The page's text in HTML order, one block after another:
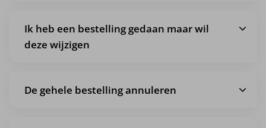
Ik heb een bestelling gedaan maar wil
deze wijzigen
De gehele bestelling annuleren